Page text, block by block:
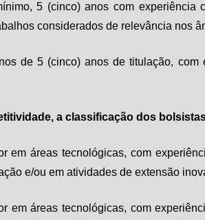
5 (cinco) anos com experiência
considerados de relevância nos
de 5 (cinco) anos de titulação,
a classificação dos
em áreas tecnológicas, com
e/ou em atividades de extensão
em áreas tecnológicas, com